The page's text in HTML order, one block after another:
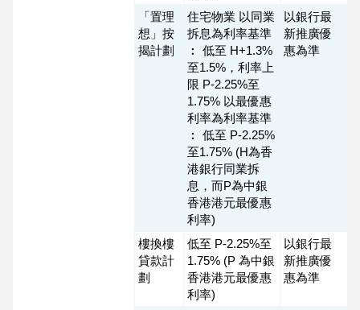
「置理
想」按
揭計劃
住宅物業 以同業
拆息為利率基準
︰ 低至 H+1.3%
至1.5%，利率上
限 P-2.25%至
1.75% 以最優惠
利率為利率基準
︰ 低至 P-2.25%
至1.75% (H為香
港銀行同業拆
息，而P為中銀
香港港元最優惠
利率)
以銀行最
新推廣優
惠為準
樓換樓
貸款計
劃
低至 P-2.25%至
1.75% (P 為中銀
香港港元最優惠
利率)
以銀行最
新推廣優
惠為準